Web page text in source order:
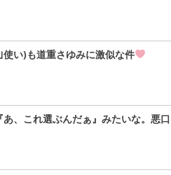
い)も道重さゆみに激似な件
、これ選ぶんだぁ』みたいな。悪口